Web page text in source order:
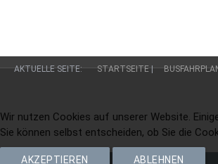
AKTUELLE SEITE: STARTSEITE|
Wir nutzen Cookies auf unserer Website.
Sie können selbst entscheiden, ob Sie die
AKZEPTIEREN ABLEHNEN